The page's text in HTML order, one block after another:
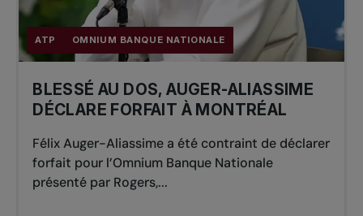
ATP OMNIUM BANQUE NATIONALE
BLESSÉ AU DOS, AUGER-ALIASSIME
DÉCLARE FORFAIT À MONTRÉAL
Félix Auger-Aliassime a été contraint de déclarer
forfait pour l’Omnium Banque Nationale
présenté par Rogers,...